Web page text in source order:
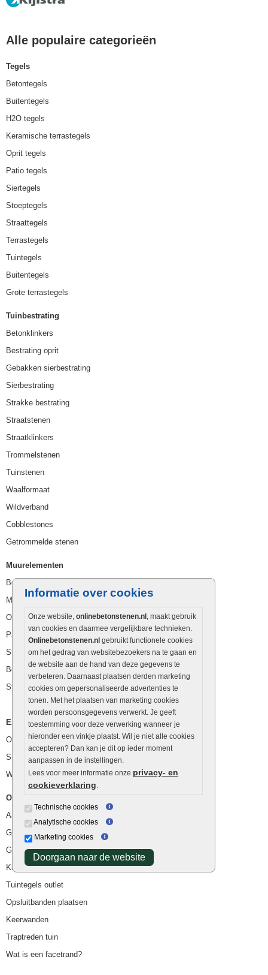
Informatie over cookies
Onze website, onlinebetonstenen.nl , maakt gebruik
van cookies en daarmee vergelijkbare technieken.
Onlinebetonstenen.nl gebruikt functionele cookies
om het gedrag van websitebezoekers na te gaan en
de website aan de hand van deze gegevens te
verbeteren. Daarnaast plaatsen derden marketing
cookies om gepersonaliseerde advertenties te
tonen. Met het plaatsen van marketing cookies
worden persoonsgegevens verwerkt. Je geeft
toestemming voor deze verwerking wanneer je
hieronder een vinkje plaatst. Wil je niet alle cookies
accepteren? Dan kan je dit op ieder moment
aanpassen in de instellingen.
Lees voor meer informatie onze privacy- en
cookieverklaring.
Technische cookies
Analytische cookies
Marketing cookies
Doorgaan naar de website
Alle populaire categorieën
Tegels
Betontegels
Buitentegels
H2O tegels
Keramische terrastegels
Oprit tegels
Patio tegels
Siertegels
Stoeptegels
Straattegels
Terrastegels
Tuintegels
Buitentegels
Grote terrastegels
Tuinbestrating
Betonklinkers
Bestrating oprit
Gebakken sierbestrating
Sierbestrating
Strakke bestrating
Straatstenen
Straatklinkers
Trommelstenen
Tuinstenen
Waalformaat
Wildverband
Cobblestones
Getrommelde stenen
Muurelementen
Betonbielzen
Muurstenen
Opsluitbanden
Palissaden
Stapelblokken
Betonblokken
Stapelstenen
Extra benodigdheden
Ophoogzand
Siergrind en siersplit
Waterafvoer
Overig
Aanbiedingen
Goedkope bestrating
Goedkope tuintegels
Kunstgras
Tuintegels outlet
Opsluitbanden plaatsen
Keerwanden
Traptreden tuin
Wat is een facetrand?